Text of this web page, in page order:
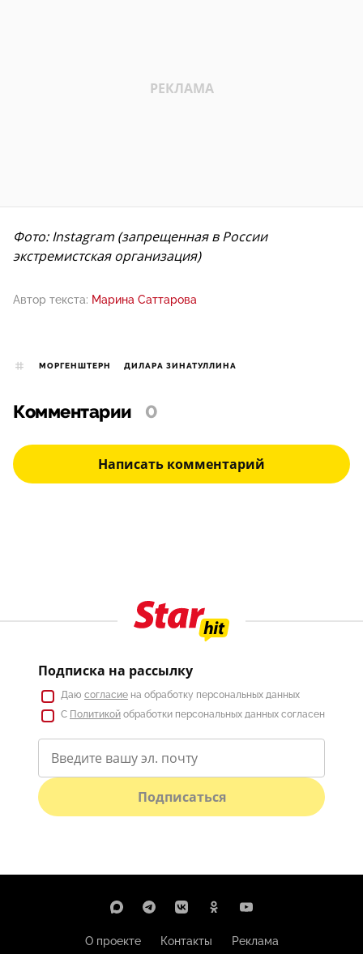
Фото: Instagram (запрещенная в России
экстремистская организация)
Автор текста: Марина Саттарова
МОРГЕНШТЕРН ДИЛАРА ЗИНАТУЛЛИНА
Комментарии 0
Написать комментарий
Подписка на рассылку
Даю согласие на обработку персональных данных
С Политикой обработки персональных данных согласен
Подписаться
О проекте Контакты
Реклама